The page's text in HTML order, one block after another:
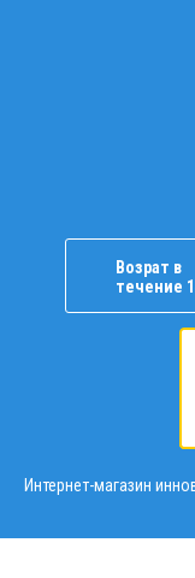
Возрат в
течение
Интернет-магазин